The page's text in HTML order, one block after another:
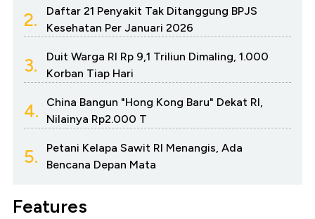
2.
Daftar 21 Penyakit Tak Ditanggung BPJS
Kesehatan Per Januari 2026
3.
Duit Warga RI Rp 9,1 Triliun Dimaling, 1.000
Korban Tiap Hari
4.
China Bangun "Hong Kong Baru" Dekat RI,
Nilainya Rp2.000 T
5.
Petani Kelapa Sawit RI Menangis, Ada
Bencana Depan Mata
Features